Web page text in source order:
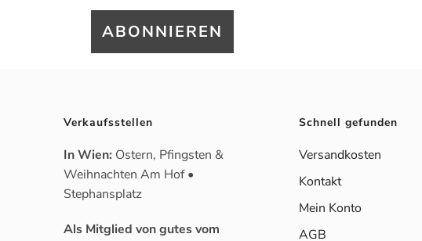
Verkaufsstellen
In Wien: Ostern, Pfingsten &
Weihnachten Am Hof •
Stephansplatz
Als Mitglied von gutes vom
Schnell gefunden
Versandkosten
Kontakt
Mein Konto
AGB